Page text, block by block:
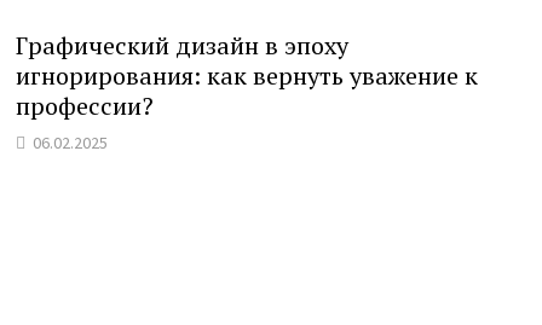
Графический дизайн в эпоху
игнорирования: как вернуть уважение к
профессии?
06.02.2025